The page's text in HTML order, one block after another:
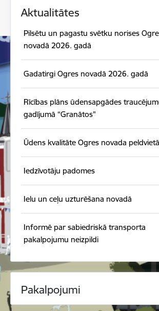
Aktualitātes
Pilsētu un pagastu svētku norises
novadā 2026. gadā
Gadatirgi Ogres novadā 2026. gadā
Rīcības plāns ūdensapgādes
gadījumā “Granātos"
Ūdens kvalitāte Ogres novada
Iedzīvotāju padomes
Ielu un ceļu uzturēšana novadā
Informē par sabiedriskā transporta
pakalpojumu neizpildi
Pakalpojumi